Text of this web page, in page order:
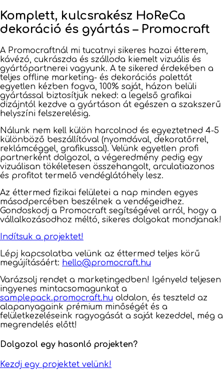
Komplett, kulcsrakész HoReCa
dekoráció és gyártás – Promocraft
A Promocraftnál mi tucatnyi sikeres hazai étterem,
kávézó, cukrászda és szálloda kiemelt vizuális és
gyártópartnerei vagyunk. A te sikered érdekében a
teljes offline marketing- és dekorációs palettát
egyetlen kézben fogva, 100% saját, házon belüli
gyártással biztosítjuk neked: a legelső grafikai
dizájntól kezdve a gyártáson át egészen a szakszerű
helyszíni felszerelésig.
Nálunk nem kell külön harcolnod és egyeztetned 4-5
különböző beszállítóval (nyomdával, dekoratőrrel,
reklámcéggel, grafikussal). Velünk egyetlen profi
partnerként dolgozol, a végeredmény pedig egy
vizuálisan tökéletesen összehangolt, arculatiazonos
és profitot termelő vendéglátóhely lesz.
Az éttermed fizikai felületei a nap minden egyes
másodpercében beszélnek a vendégeidhez.
Gondoskodj a Promocraft segítségével arról, hogy a
vállalkozásodhoz méltó, sikeres dolgokat mondjanak!
Indítsuk a projektet!
Lépj kapcsolatba velünk az éttermed teljes körű
megújításáért: hello@promocraft.hu
Varázsolj rendet a marketingedben! Igényeld teljesen
ingyenes mintacsomagunkat a
samplepack.promocraft.hu oldalon, és teszteld az
alapanyagaink prémium minőségét és a
felületkezeléseink ragyogását a saját kezeddel, még a
megrendelés előtt!
Dolgozol egy hasonló projekten?
Kezdj egy projektet velünk!